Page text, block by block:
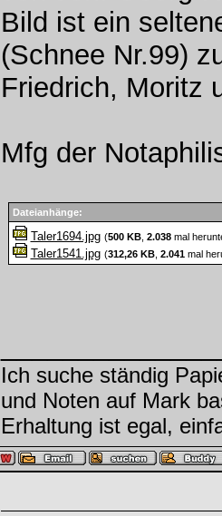
Bild ist ein
(Schnee Nr.99)
Friedrich, Moritz
Mfg der
Dateianhänge:
Taler1694.jpg (500 KB, 2.038mal
Taler1541.jpg (312,26 KB, 2.041mal
Ich suche ständig
und Noten auf Mark
Erhaltung ist egal,